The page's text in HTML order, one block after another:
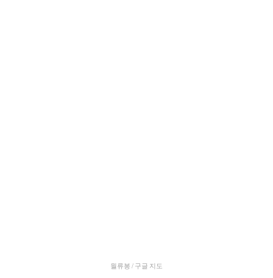
월류봉 / 구글 지도